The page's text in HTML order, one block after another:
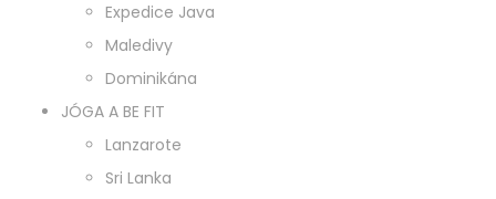
Expedice Java
Maledivy
Dominikána
JÓGA A BE FIT
Lanzarote
Sri Lanka